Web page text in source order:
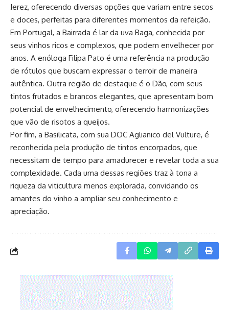
Jerez, oferecendo diversas opções que variam entre secos
e doces, perfeitas para diferentes momentos da refeição.
Em Portugal, a Bairrada é lar da uva Baga, conhecida por
seus vinhos ricos e complexos, que podem envelhecer por
anos. A enóloga Filipa Pato é uma referência na produção
de rótulos que buscam expressar o terroir de maneira
autêntica. Outra região de destaque é o Dão, com seus
tintos frutados e brancos elegantes, que apresentam bom
potencial de envelhecimento, oferecendo harmonizações
que vão de risotos a queijos.
Por fim, a Basilicata, com sua DOC Aglianico del Vulture, é
reconhecida pela produção de tintos encorpados, que
necessitam de tempo para amadurecer e revelar toda a sua
complexidade. Cada uma dessas regiões traz à tona a
riqueza da viticultura menos explorada, convidando os
amantes do vinho a ampliar seu conhecimento e
apreciação.